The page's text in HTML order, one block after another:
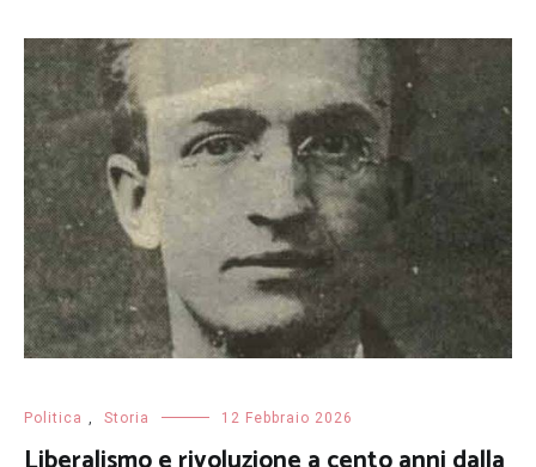
Politica , Storia 12 Febbraio 2026